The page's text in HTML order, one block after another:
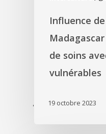
'
Influence
de soins
vulnérables
19 octobre 2023